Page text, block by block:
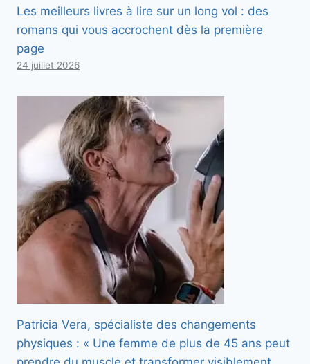
Les meilleurs livres à lire sur un long vol : des
romans qui vous accrochent dès la première
page
24 juillet 2026
Patricia Vera, spécialiste des changements
physiques : « Une femme de plus de 45 ans peut